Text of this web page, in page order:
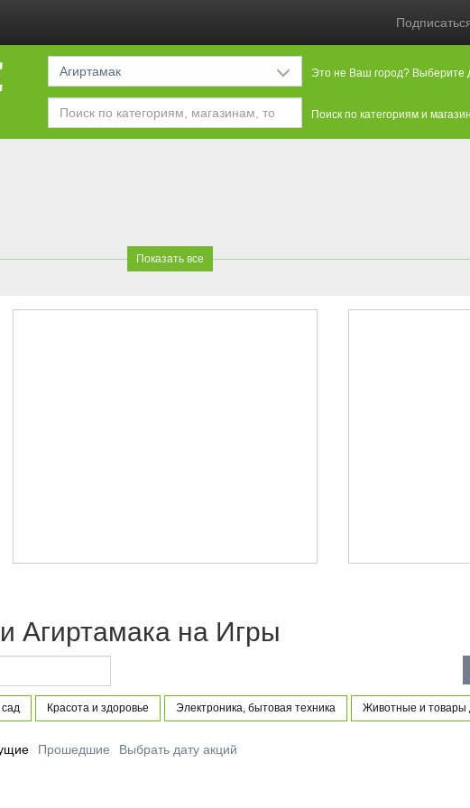
Агиртамак Это не Ваш город? Выберите
Поиск по категориям и
Показать все
Агиртамака на Игры
Красота и здоровье Электроника, бытовая техника Животные и товары
Прошедшие Выбрать дату акций